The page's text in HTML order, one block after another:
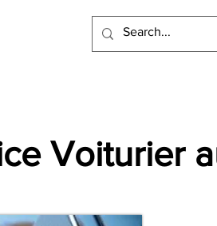
Voiturier